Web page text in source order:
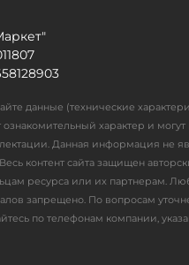
данные (технические
характер и могут
Данная информация не
контент сайта защищен
ресурса или их партнерам.
запрещено. По вопросам
по телефонам компании,